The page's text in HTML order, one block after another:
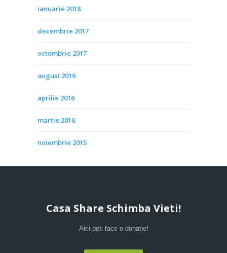
ianuarie 2018
decembrie 2017
octombrie 2017
august 2016
aprilie 2016
martie 2016
noiembrie 2015
Casa Share Schimba Vieti!
Aici poti face o donatie!